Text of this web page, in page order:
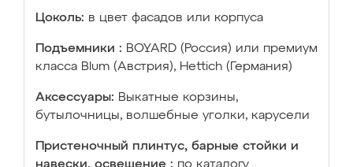
Цоколь: в цвет фасадов или корпуса
Подъемники : BOYARD (Россия) или премиум
класса Blum (Австрия), Hettich (Германия)
Аксессуары: Выкатные корзины,
бутылочницы, волшебные уголки, карусели
Пристеночный плинтус, барные стойки и